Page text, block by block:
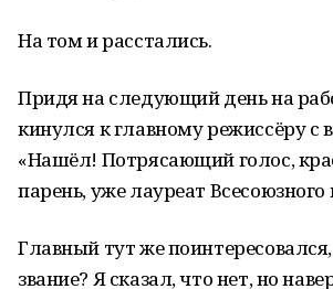
На том и расстались.
Придя на следующий день на
кинулся к главному режиссёру с
«Нашёл! Потрясающий голос,
парень, уже лауреат Всесоюзного
Главный тут же поинтересовался,
звание? Я сказал, что нет, но